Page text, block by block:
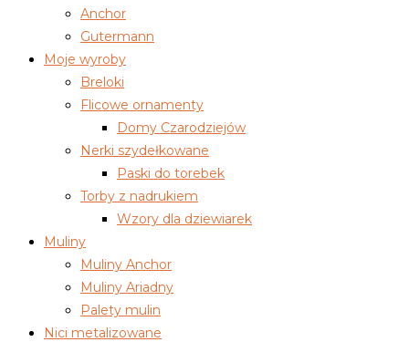
Anchor
Gutermann
Moje wyroby
Breloki
Flicowe ornamenty
Domy Czarodziejów
Nerki szydełkowane
Paski do torebek
Torby z nadrukiem
Wzory dla dziewiarek
Muliny
Muliny Anchor
Muliny Ariadny
Palety mulin
Nici metalizowane